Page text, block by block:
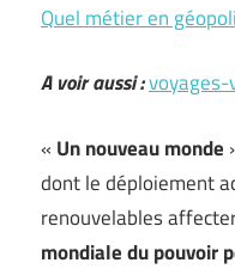
Quel métier en
A voir aussi :voyages-
« Un nouveau monde
dont le déploiement
renouvelables
mondiale du pouvoir